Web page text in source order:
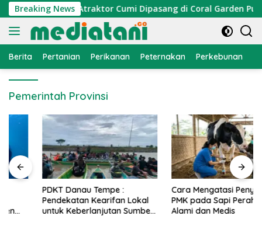
Langsung
ke
konten
Breaking News
Nelayan, Atraktor Cumi Dipasang di Coral Garden Pulau
Berita Pertanian Perikanan Peternakan Perkebunan
Pemerintah Provinsi
PDKT Danau Tempe :
Pendekatan Kearifan Lokal
untuk Keberlanjutan Sumber
Cara Mengatasi Penyakit
PMK pada Sapi Perah Secara
Alami dan Medis